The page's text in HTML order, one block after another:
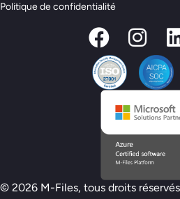
Politique de confidentialité
© 2026 M-Files, tous droits